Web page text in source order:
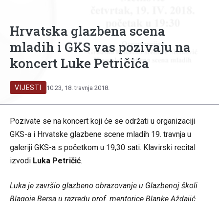
Hrvatska glazbena scena
mladih i GKS vas pozivaju na
koncert Luke Petričića
VIJESTI 10:23, 18. travnja 2018.
Pozivate se na koncert koji će se održati u organizaciji
GKS-a i Hrvatske glazbene scene mladih 19. travnja u
galeriji GKS-a s početkom u 19,30 sati. Klavirski recital
izvodi Luka Petričić.
Luka je završio glazbeno obrazovanje u Glazbenoj školi
Blagoje Bersa u razredu prof. mentorice Blanke Aždajić